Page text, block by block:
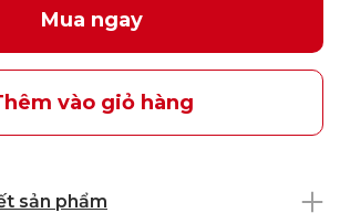
Mua ngay
vào giỏ hàng
sản phẩm